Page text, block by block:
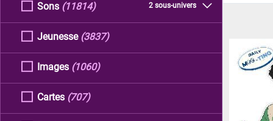
Sons 2 sous-univers
(11814)
Jeunesse (3837)
Images (1060)
Cartes (707)